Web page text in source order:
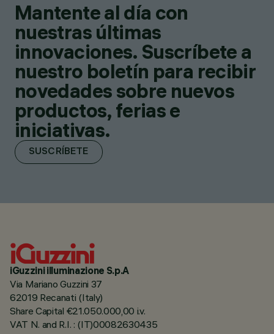
Mantente al día con
nuestras últimas
innovaciones. Suscríbete a
nuestro boletín para recibir
novedades sobre nuevos
productos, ferias e
iniciativas.
SUSCRÍBETE
iGuzzini illuminazione S.p.A
Via Mariano Guzzini 37
62019 Recanati (Italy)
Share Capital €21.050.000,00 i.v.
VAT N. and R.I. : (IT)00082630435